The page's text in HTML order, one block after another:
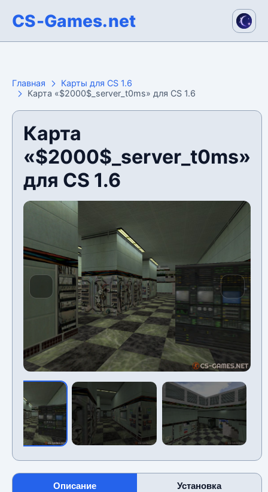
CS-Games.net
Главная
Карты для CS 1.6
Карта «$2000$_server_t0ms» для CS 1.6
Карта
«$2000$_server_t0ms»
для CS 1.6
Описание Установка